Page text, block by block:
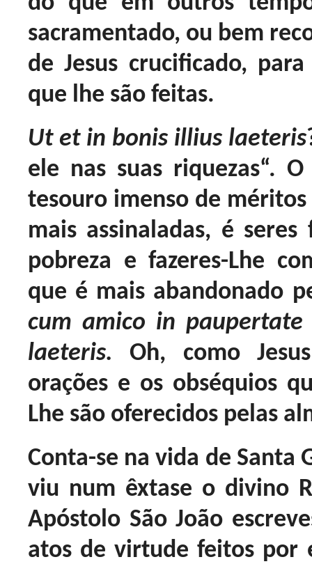
sacramentado, ou bem
de Jesus crucificado,
que lhe são feitas.
Ut et in bonis illius laeteris
ele nas suas riquezas“.
tesouro imenso de méritos
mais assinaladas, é
pobreza e fazeres-Lhe
que é mais abandonado
cum amico in
laeteris.Oh, como
orações e os obséquios
Lhe são oferecidos pelas
Conta-se na vida de Santa
viu num êxtase o divino
Apóstolo São João
atos de virtude feitos por